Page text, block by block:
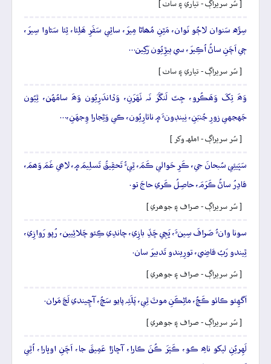
[ سُر سريراڳ - تياري ۽ ساٺ ]
سِڙَه سَنوان لاڄُو نَوان، مَٿِنِ مُھاڻا مِيرَ، ساٿِي سَفَرِ ھَلِئا، ٿِئا سَڻاوا سِيرَ،
جٖي اَچَنِ ساڻُ اُڪِيرَ، سي ٻيڙِيُون رَکِين…
[ سُر سريراڳ - تياري ۽ ساٺ ]
وَھَ تِکَ وَھَڪُرو، جِتَ لَنگَرَ نَہ ٺَهَرَنِ، وَڏاندَرِيُون وَھَ سامُهُن، ٿِيُون
جَهجهي زورِ جُنبَنِ، نِينڊونءَ ۾ ناتارِيُون، ڪي وَڻِجارا وِجهَنِ،…
[ سُر سريراڳ - املهہ وکر ]
سَڀَيئِي سُبحانَ جي، ڪَرِ حَوالي ڪَمَ، ٿِيءُ تَحقِيقُ تَسلِيمَ ۾، لاھي غَمَ وَھمَ،
قادِرُ ساڻُ ڪَرَمَ، حاصِلُ ڪَري حاجَ تو.
[ سُر سريراڳ - صراف ۽ جوھري ]
سونا وانءُ صَرافَ سِينءَ، ڀَڄِي ڇَڏِ بازِي، چاندِي ڪِئو چَلائِيين، رُپو رَوازِي،
ٿِيندو رَبُ قاضِي، تورِيندو تَدبيرَ سان.
[ سُر سريراڳ - صراف ۽ جوھري ]
اَگهِئو ڪائو ڪَچُ، ماڻِڪَنِ موٽَ ٿِي، پَلَئِہ پايو سَچُ، آڇِيندي لَڄَ مَران.
[ سُر سريراڳ - صراف ۽ جوھري ]
لَهِريُنِ ليکو ناھِ ڪو، ڪَپَرَ ڪُنَ ڪارا، آڇاڙا عَمِيقَ جا، اَچَنِ اوڀارا، اُٿِي